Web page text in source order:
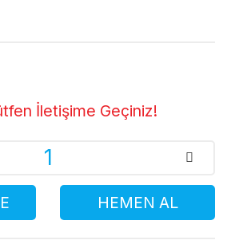
İletişime Geçiniz!
HEMEN AL